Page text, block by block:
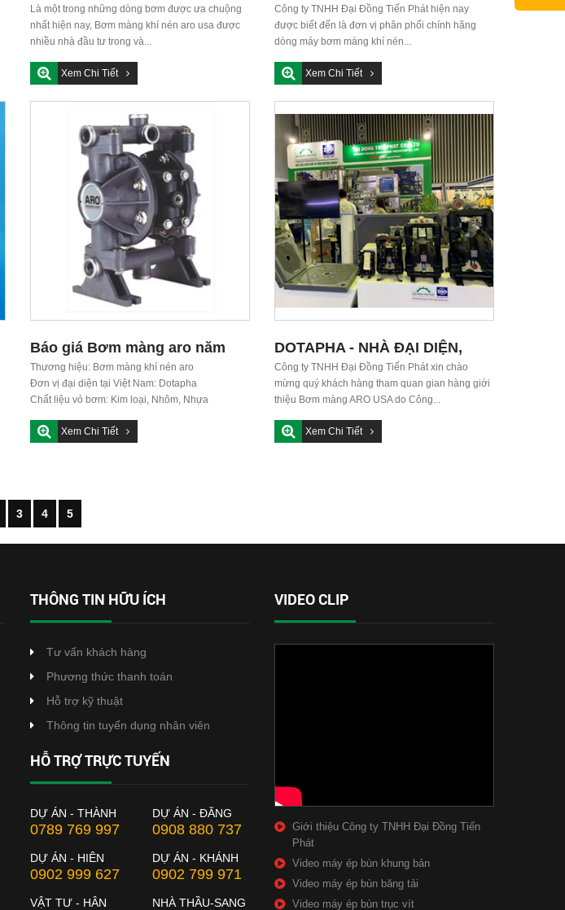
ưu điểm nổi bật
Là một trong những dòng bơm được ưa chuộng
nhất hiện nay, Bơm màng khí nén aro usa được
nhiều nhà đầu tư trong và...
Xem Chi Tiết
tại Việt Nam
Công ty TNHH Đại Đồng Tiến Phát hiện nay
được biết đến là đơn vị phân phối chính hãng
dòng máy bơm màng khí nén...
Xem Chi Tiết
Báo giá Bơm màng aro năm
2022
Thương hiệu: Bơm màng khí nén aro
Đơn vị đại diện tại Việt Nam: Dotapha
Chất liệu vỏ bơm: Kim loại, Nhôm, Nhựa
Xem Chi Tiết
DOTAPHA - NHÀ ĐẠI DIỆN,
TỔNG ĐẠI LÝ BƠM MÀNG ARO
USA TẠI VIỆT NAM VÀ
Công ty TNHH Đại Đồng Tiến Phát xin chào
mừng quý khách hàng tham quan gian hàng giới
thiệu Bơm màng ARO USA do Công...
Xem Chi Tiết
3 4 5
THÔNG TIN HỮU ÍCH
Tư vấn khách hàng
Phương thức thanh toán
Hỗ trợ kỹ thuật
Thông tin tuyển dụng nhân viên
HỖ TRỢ TRỰC TUYẾN
DỰ ÁN - THÀNH
0789 769 997
DỰ ÁN - ĐĂNG
0908 880 737
DỰ ÁN - HIÊN
0902 999 627
DỰ ÁN - KHÁNH
0902 799 971
VẬT TƯ - HÂN NHÀ THẦU-SANG
VIDEO CLIP
Giới thiệu Công ty TNHH Đại Đồng Tiến
Phát
Video máy ép bùn khung bản
Video máy ép bùn băng tải
Video máy ép bùn trục vít